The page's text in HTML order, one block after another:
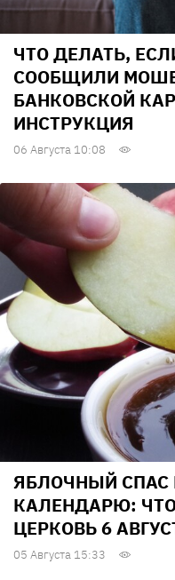
ЧТО ДЕЛАТЬ,
СООБЩИЛИ
БАНКОВСКОЙ
ИНСТРУКЦИЯ
06 Августа 10:08
ЯБЛОЧНЫЙ СПАС
КАЛЕНДАРЮ:
ЦЕРКОВЬ 6
05 Августа 15:33